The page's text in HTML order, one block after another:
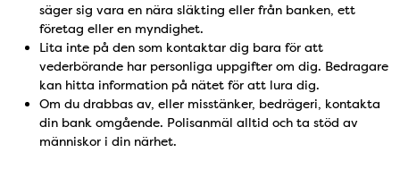
säger sig vara en nära släkting eller från banken, ett
företag eller en myndighet.
Lita inte på den som kontaktar dig bara för att
vederbörande har personliga uppgifter om dig. Bedragare
kan hitta information på nätet för att lura dig.
Om du drabbas av, eller misstänker, bedrägeri, kontakta
din bank omgående. Polisanmäl alltid och ta stöd av
människor i din närhet.